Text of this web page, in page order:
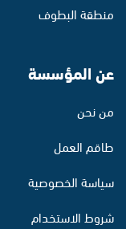
منطقة البطوف
عن المؤسسة
من نحن
طاقم العمل
سياسة الخصوصية
شروط الاستخدام